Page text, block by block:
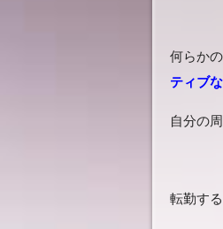
何らか
ティブ
自分の
転勤す